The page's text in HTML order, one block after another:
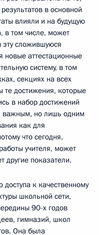
в основной
влияли и на будущую
в том числе, может
эту сложившуюся
новые аттестационные
систему, в том
секциях на всех
те достижения, которые
в набор достижений
важным, но лишь одним
как для
что сегодня,
учителя, может
другие показатели.
к качественному
школьной сети,
90-х годов
гимназий, школ
Она была